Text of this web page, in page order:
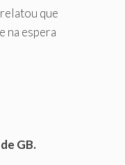
que
na espera
GB.